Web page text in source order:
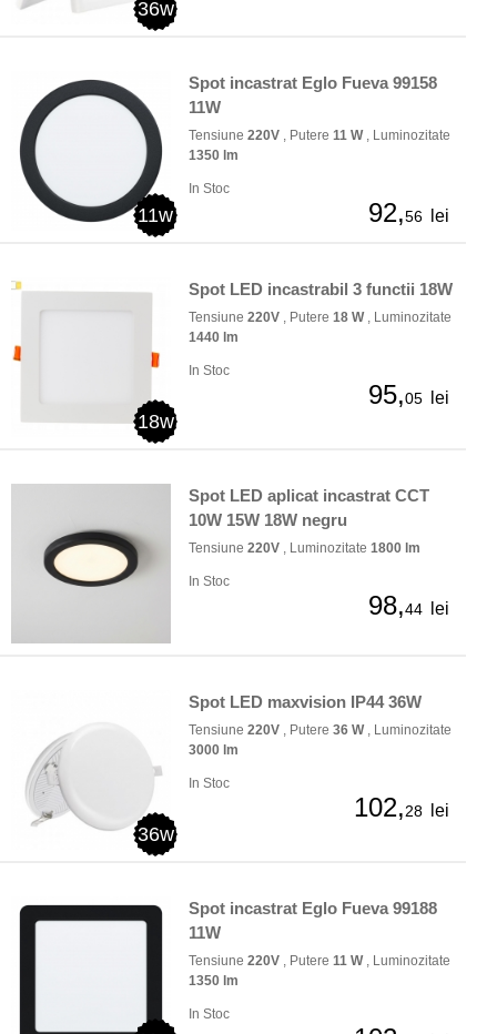
36w
11w
Spot incastrat Eglo Fueva 99158
11W
Tensiune 220V , Putere 11 W, Luminozitate
1350 lm
In Stoc
92,56 lei
18w
Spot LED incastrabil 3 functii 18W
Tensiune 220V , Putere 18 W, Luminozitate
1440 lm
In Stoc
95,05 lei
Spot LED aplicat incastrat CCT
10W 15W 18W negru
Tensiune 220V , Luminozitate 1800 lm
In Stoc
98,44 lei
36w
Spot LED maxvision IP44 36W
Tensiune 220V , Putere 36 W, Luminozitate
3000 lm
In Stoc
102,28 lei
Spot incastrat Eglo Fueva 99188
11W
Tensiune 220V , Putere 11 W, Luminozitate
1350 lm
In Stoc